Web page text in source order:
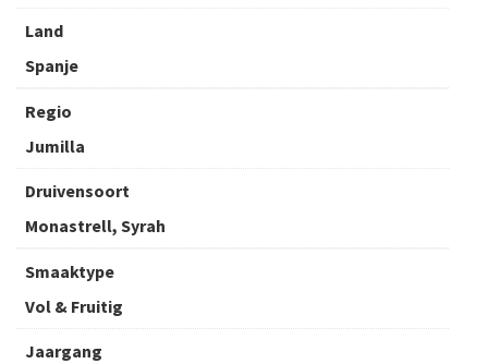
Land
Spanje
Regio
Jumilla
Druivensoort
Monastrell, Syrah
Smaaktype
Vol & Fruitig
Jaargang